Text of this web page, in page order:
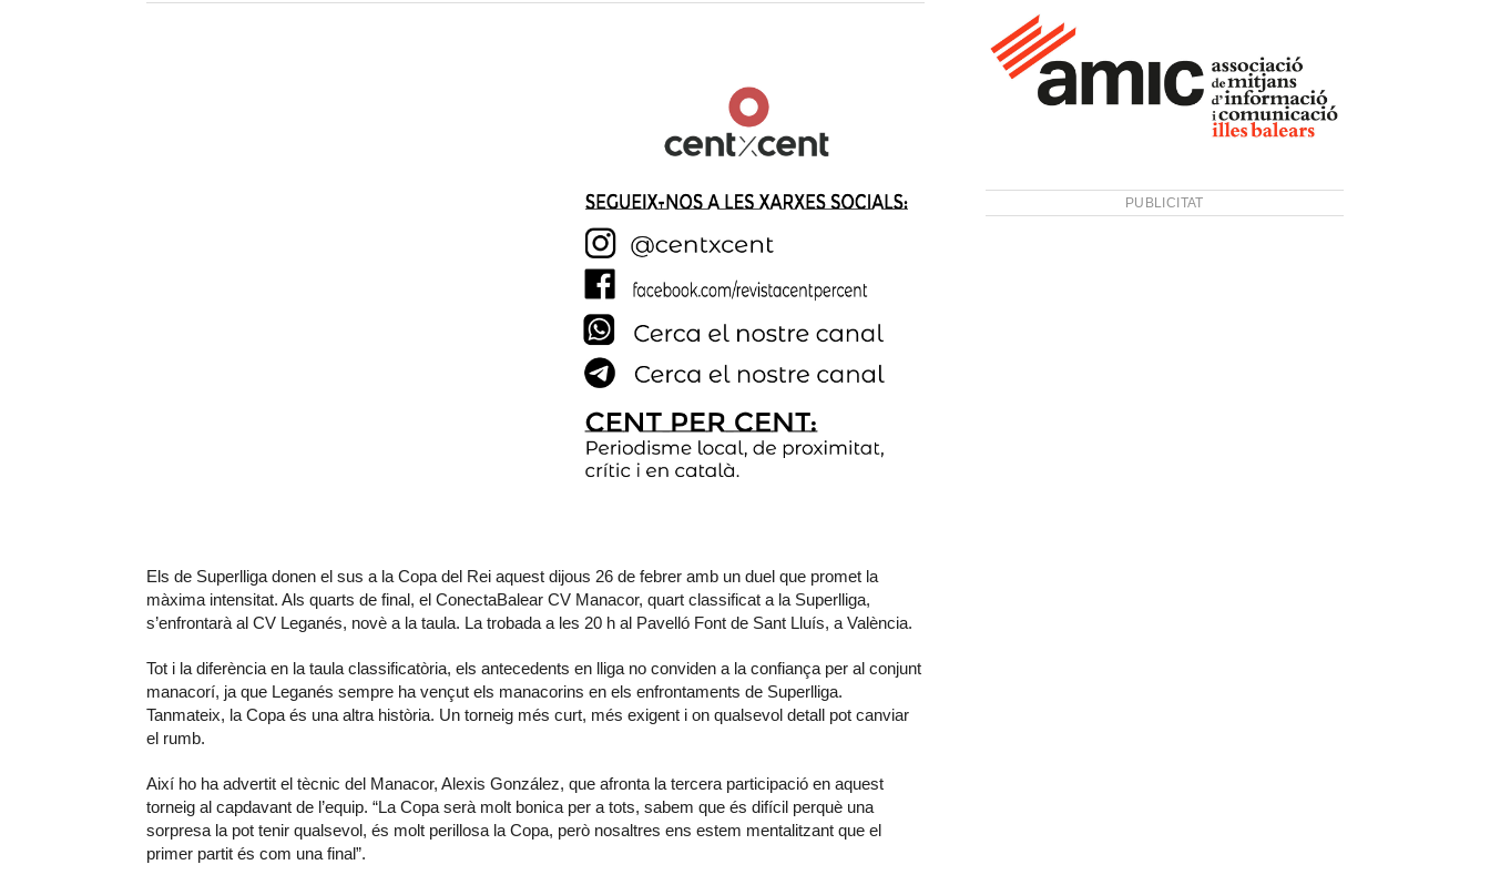
Els de Superlliga donen el sus a la Copa del Rei aquest dijous 26 de febrer amb un duel que promet la
màxima intensitat. Als quarts de final, el ConectaBalear CV Manacor, quart classificat a la Superlliga,
s’enfrontarà al CV Leganés, novè a la taula. La trobada a les 20 h al Pavelló Font de Sant Lluís, a València.
Tot i la diferència en la taula classificatòria, els antecedents en lliga no conviden a la confiança per al conjunt
manacorí, ja que Leganés sempre ha vençut els manacorins en els enfrontaments de Superlliga.
Tanmateix, la Copa és una altra història. Un torneig més curt, més exigent i on qualsevol detall pot canviar
el rumb.
Així ho ha advertit el tècnic del Manacor, Alexis González, que afronta la tercera participació en aquest
torneig al capdavant de l’equip. “La Copa serà molt bonica per a tots, sabem que és difícil perquè una
sorpresa la pot tenir qualsevol, és molt perillosa la Copa, però nosaltres ens estem mentalitzant que el
primer partit és com una final”.
PUBLICITAT